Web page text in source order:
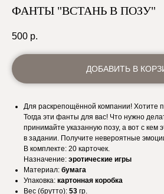
ФАНТЫ "ВСТАНЬ В ПОЗУ"
500 р.
ДОБАВИТЬ В
Для раскрепощённой компании! Хотите
Тогда эти фанты для вас! Что нужно
принимайте указанную позу, а вот с кем
в задании. Получите невероятные
В комплекте: 20 карточек.
Назначение: эротические игры
Материал: бумага
Упаковка: картонная коробка
Вес (брутто): 53 гр.